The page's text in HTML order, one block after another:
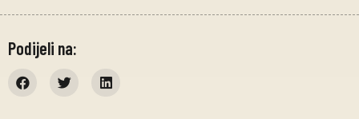
Podijeli na: